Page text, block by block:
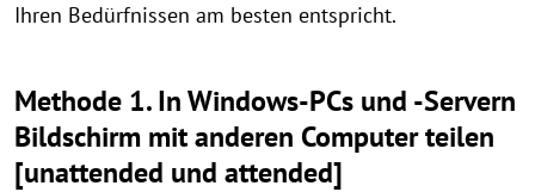
Ihren Bedürfnissen am besten entspricht.
Methode 1. In Windows-PCs und -Servern
Bildschirm mit anderen Computer teilen
[unattended und attended]